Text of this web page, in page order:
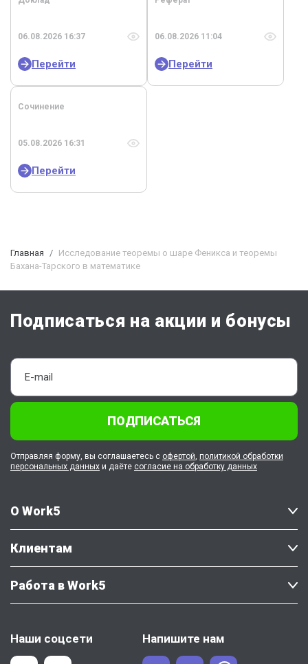
06.08.2026 16:37
Перейти
06.08.2026 11:04
Перейти
Сочинение
05.08.2026 16:31
Перейти
Главная
Исследование теоремы о шаре Феникса и теоремы
Бахана-Тарского в математике
О Work5
Клиентам
Работа в Work5
Наши соцсети Напишите нам
Подписаться на акции и бонусы
ПОДПИСАТЬСЯ
Отправляя форму, вы соглашаетесь с офертой, политикой обработки
персональных данных и даёте согласие на обработку данных